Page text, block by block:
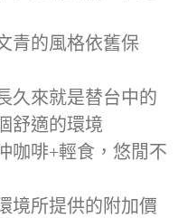
青的風格依舊保
久來就是替台中的
舒適的環境
咖啡+輕食，悠閒不
境所提供的附加價